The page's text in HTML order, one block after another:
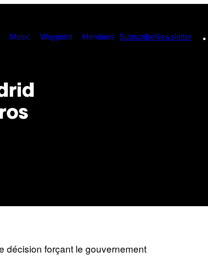
Music Waypoint Members SubscribeNewsletter
décision forçant le gouvernement